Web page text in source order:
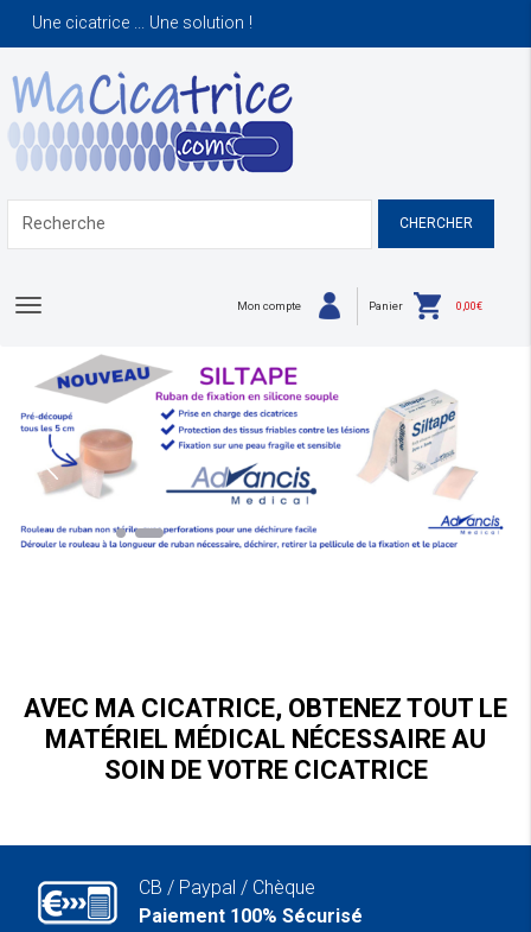
Une cicatrice ... Une solution !
Toggle navigation Mon compte Panier 0,00€
AVEC MA CICATRICE, OBTENEZ TOUT LE
MATÉRIEL MÉDICAL NÉCESSAIRE AU
SOIN DE VOTRE CICATRICE
CB / Paypal / Chèque
Paiement 100% Sécurisé